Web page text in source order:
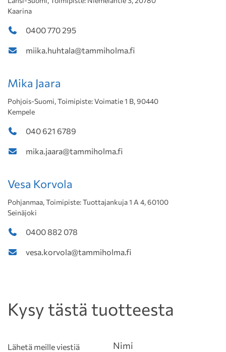
Kaarina
0400 770 295
miika.huhtala@tammiholma.fi
Mika Jaara
Pohjois-Suomi, Toimipiste: Voimatie 1 B, 90440
Kempele
040 621 6789
mika.jaara@tammiholma.fi
Vesa Korvola
Pohjanmaa, Toimipiste: Tuottajankuja 1 A 4, 60100
Seinäjoki
0400 882 078
vesa.korvola@tammiholma.fi
Kysy tästä tuotteesta
Lähetä meille viestiä
Nimi